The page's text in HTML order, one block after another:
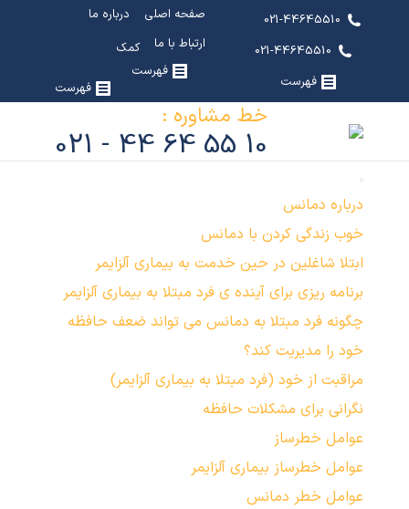
021-44645510
021-44645510
فهرست
صفحه اصلی
درباره ما
ارتباط با ما
کمک
فهرست
فهرست
خط مشاوره :
10 55 64 44 - 021
درباره دمانس
خوب زندگی کردن با دمانس
ابتلا شاغلین در حین خدمت به بیماری آلزایمر
برنامه ریزی برای آینده ی فرد مبتلا به بیماری آلزایمر
چگونه فرد مبتلا به دمانس می تواند ضعف حافظه
خود را مدیریت کند؟
مراقبت از خود (فرد مبتلا به بیماری آلزایمر)
نگرانی برای مشکلات حافظه
عوامل خطرساز
عوامل خطرساز بیماری آلزایمر
عوامل خطر دمانس